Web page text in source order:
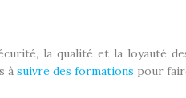
la qualité et la loyauté
à suivre des formations pour